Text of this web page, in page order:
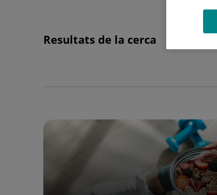
Resultats de la cerca